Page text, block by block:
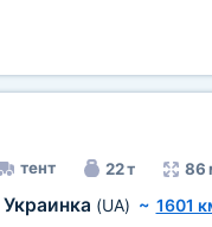
тент 22 т 86
Украинка (UA) ~ 1601